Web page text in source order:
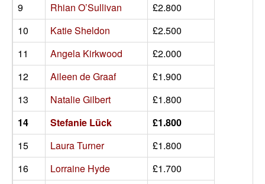
9
Rhian O’Sullivan
£2.800
10
Katie Sheldon
£2.500
11
Angela Kirkwood
£2.000
12
Aileen de Graaf
£1.900
13
Natalie Gilbert
£1.800
14
Stefanie Lück
£1.800
15
Laura Turner
£1.800
16
Lorraine Hyde
£1.700